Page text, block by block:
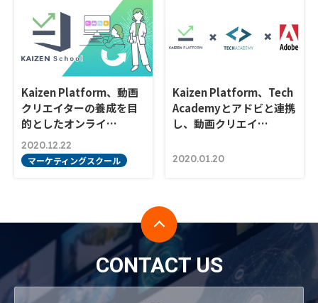
Kaizen Platform、動画
クリエイターの養成を目
的としたオンライ…
2020.12.22
マーケティングスクール
Kaizen Platform、Tech
Academyとアドビと連携
し、動画クリエイ…
2020.01.20
CONTACT US